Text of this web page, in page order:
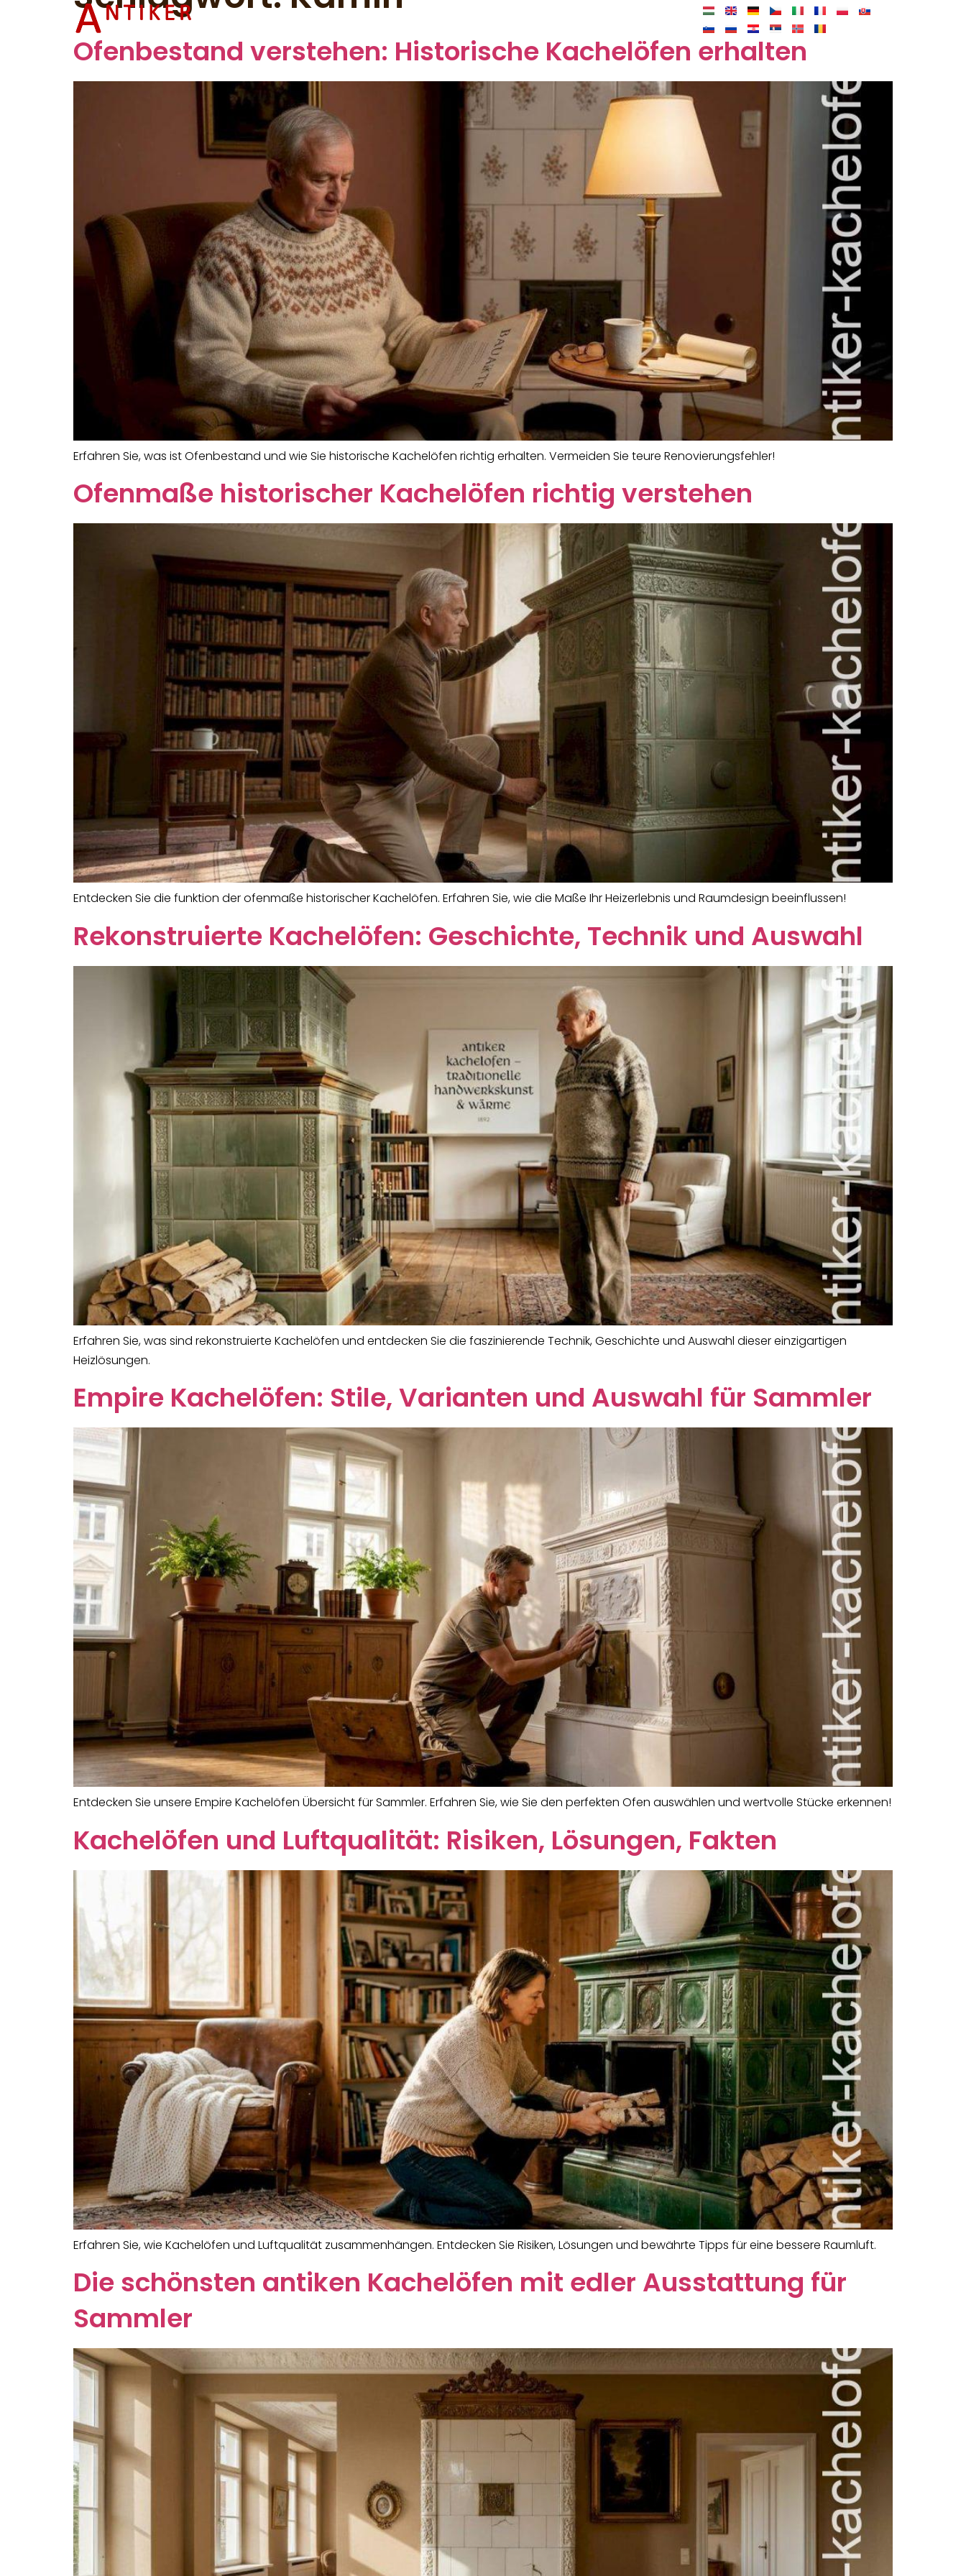
Ofenbestand verstehen: Historische Kachelöfen erhalten
Erfahren Sie, was ist Ofenbestand und wie Sie historische Kachelöfen richtig erhalten. Vermeiden Sie teure Renovierungsfehler!
Ofenmaße historischer Kachelöfen richtig verstehen
Entdecken Sie die funktion der ofenmaße historischer Kachelöfen. Erfahren Sie, wie die Maße Ihr Heizerlebnis und Raumdesign beeinflussen!
Rekonstruierte Kachelöfen: Geschichte, Technik und Auswahl
Erfahren Sie, was sind rekonstruierte Kachelöfen und entdecken Sie die faszinierende Technik, Geschichte und Auswahl dieser einzigartigen
Heizlösungen.
Empire Kachelöfen: Stile, Varianten und Auswahl für Sammler
Entdecken Sie unsere Empire Kachelöfen Übersicht für Sammler. Erfahren Sie, wie Sie den perfekten Ofen auswählen und wertvolle Stücke erkennen!
Kachelöfen und Luftqualität: Risiken, Lösungen, Fakten
Erfahren Sie, wie Kachelöfen und Luftqualität zusammenhängen. Entdecken Sie Risiken, Lösungen und bewährte Tipps für eine bessere Raumluft.
Die schönsten antiken Kachelöfen mit edler Ausstattung für
Sammler